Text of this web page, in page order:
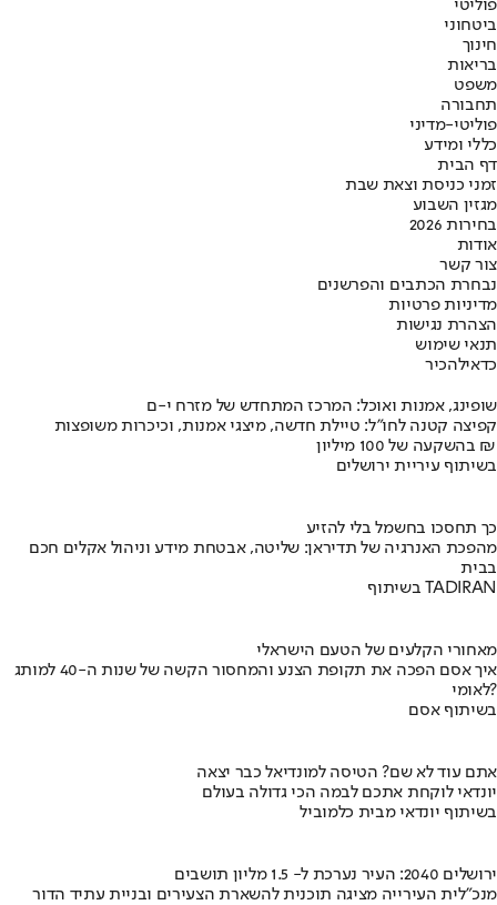
פוליטי
ביטחוני
חינוך
בריאות
משפט
תחבורה
פוליטי-מדיני
כללי ומידע
דף הבית
זמני כניסת וצאת שבת
מגזין השבוע
בחירות 2026
אודות
צור קשר
נבחרת הכתבים והפרשנים
מדיניות פרטיות
הצהרת נגישות
תנאי שימוש
כדאילהכיר
שופינג, אמנות ואוכל: המרכז המתחדש של מזרח י-ם
קפיצה קטנה לחו"ל: טיילת חדשה, מיצגי אמנות, וכיכרות משופצות
בהשקעה של 100 מיליון ₪
בשיתוף עיריית ירושלים
כך תחסכו בחשמל בלי להזיע
מהפכת האנרגיה של תדיראן: שליטה, אבטחת מידע וניהול אקלים חכם
בבית
בשיתוף TADIRAN
מאחורי הקלעים של הטעם הישראלי
איך אסם הפכה את תקופת הצנע והמחסור הקשה של שנות ה-40 למותג
לאומי?
בשיתוף אסם
אתם עוד לא שם? הטיסה למונדיאל כבר יצאה
יונדאי לוקחת אתכם לבמה הכי גדולה בעולם
בשיתוף יונדאי מבית כלמוביל
ירושלים 2040: העיר נערכת ל- 1.5 מליון תושבים
מנכ"לית העירייה מציגה תוכנית להשארת הצעירים ובניית עתיד הדור